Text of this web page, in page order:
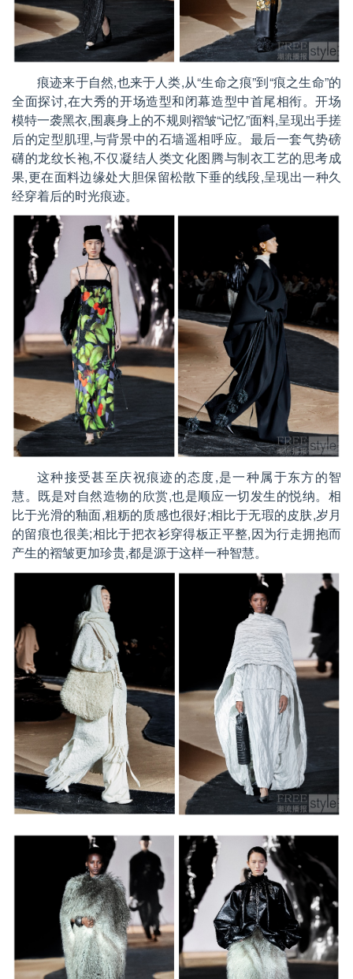
痕迹来于自然,也来于人类,从“生命之痕”到“痕之生命”的
全面探讨,在大秀的开场造型和闭幕造型中首尾相衔。开场
模特一袭黑衣,围裹身上的不规则褶皱“记忆”面料,呈现出手搓
后的定型肌理,与背景中的石墙遥相呼应。最后一套气势磅
礴的龙纹长袍,不仅凝结人类文化图腾与制衣工艺的思考成
果,更在面料边缘处大胆保留松散下垂的线段,呈现出一种久
经穿着后的时光痕迹。
这种接受甚至庆祝痕迹的态度,是一种属于东方的智
慧。既是对自然造物的欣赏,也是顺应一切发生的悦纳。相
比于光滑的釉面,粗粝的质感也很好;相比于无瑕的皮肤,岁月
的留痕也很美;相比于把衣衫穿得板正平整,因为行走拥抱而
产生的褶皱更加珍贵,都是源于这样一种智慧。